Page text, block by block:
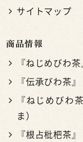
サイトマップ
商品情報
『ねじめびわ
『伝承びわ茶
『ねじめびわ
ま）
『根占枇杷茶』